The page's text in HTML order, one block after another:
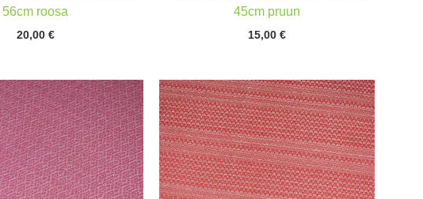
56cm roosa
20,00 €
45cm pruun
15,00€